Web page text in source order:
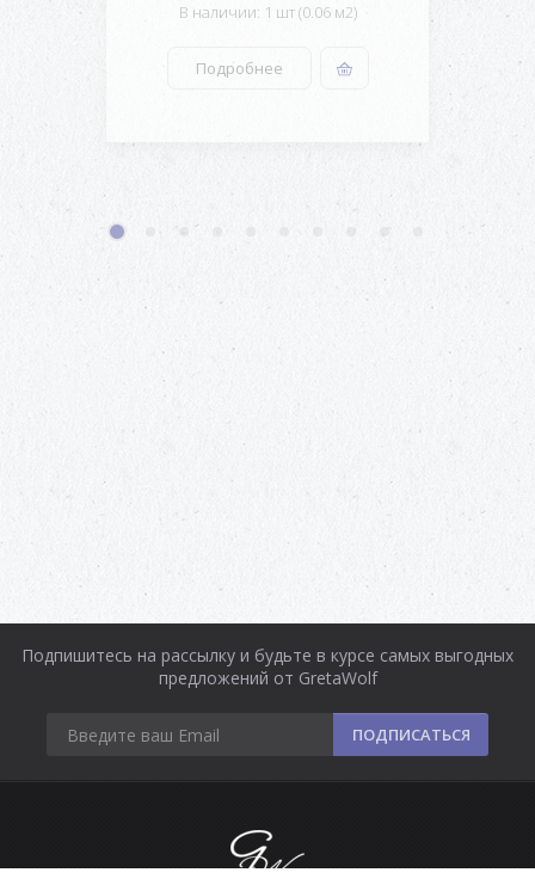
В наличии: 1 шт (0.06 м2)
Подробнее
1 2 3 9
Подпишитесь на рассылку и будьте в курсе самых выгодных
предложений от GretaWolf
ПОДПИСАТЬСЯ